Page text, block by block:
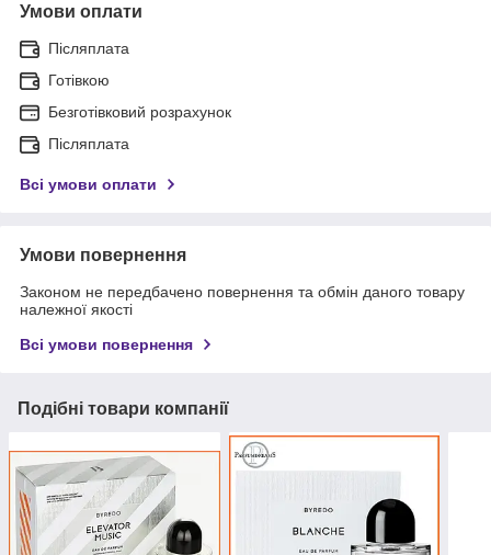
Умови оплати
Післяплата
Готівкою
Безготівковий розрахунок
Післяплата
Всі умови оплати
Умови повернення
Законом не передбачено повернення та обмін даного товару
належної якості
Всі умови повернення
Подібні товари компанії